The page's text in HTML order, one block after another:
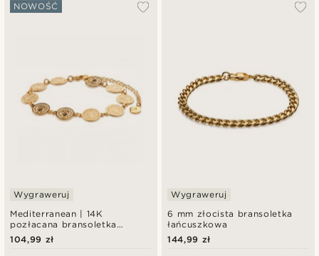
Mediterranean | 14K
pozłacana bransoletka
łańcuszkowa z monetami 10
mm
NOWOŚĆ
Wygraweruj
104,99 zł
6 mm złocista bransoletka
łańcuszkowa
Wygraweruj
144,99 zł